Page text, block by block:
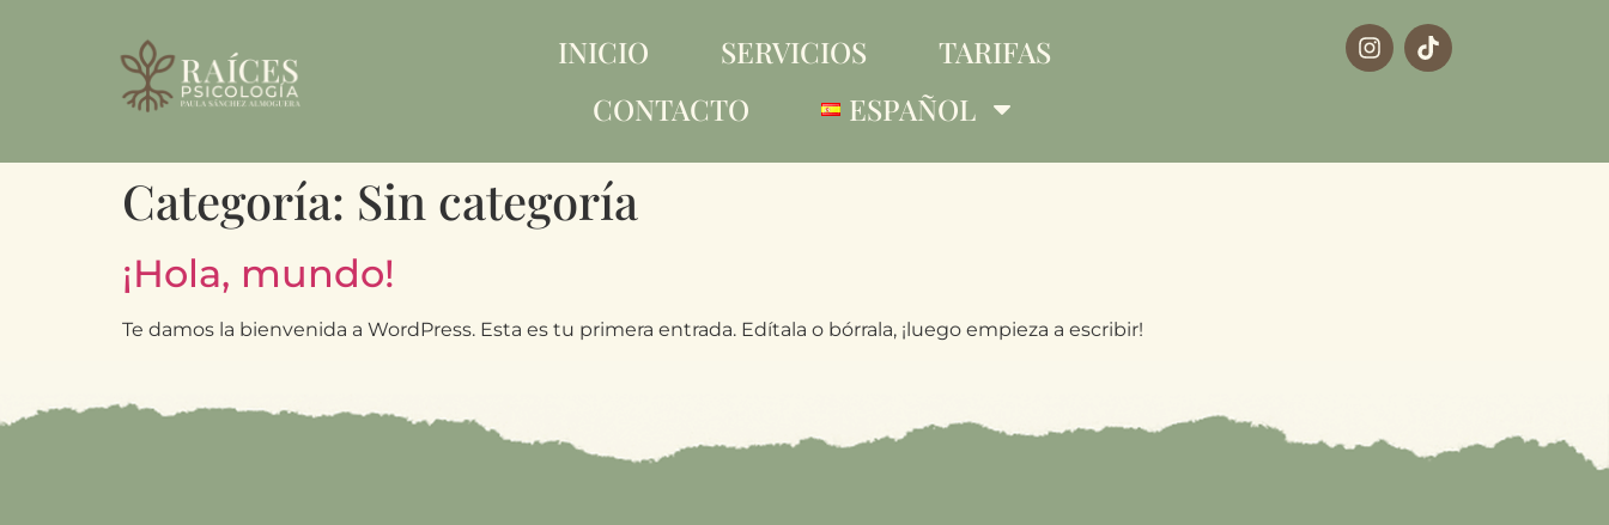
INICIO SERVICIOS
TARIFAS
CONTACTO
ESPAÑOL
Categoría: Sin categoría
¡Hola, mundo!
Te damos la bienvenida a WordPress. Esta es tu primera entrada. Edítala o bórrala, ¡luego empieza a escribir!